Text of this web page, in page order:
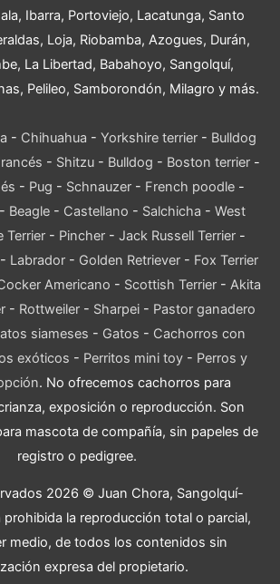
Ibarra, Portoviejo, Lacatunga, Santo
Loja, Riobamba, Azogues, Durán,
La Libertad, Babahoyo, Sangolquí,
Pelileo, Samborondón, Milagro y más.
- Chihuahua - Yorkshire terrier - Bulldog
- Shitzu - Bulldog - Boston terrier -
- Pug - Schnauzer - French poodle -
- Beagle - Castellano - Salchicha - West
Terrier- Pincher- Jack Russell Terrier-
- Labrador- Golden Retriever- Fox Terrier
Americano - Scottish Terrier- Akita
- Rottweiler - Sharpei - Pastor ganadero
siameses - Gatos - Cachorros con
exóticos - Perritos mini toy - Perros y
. No ofrecemos cachorros para
exposición o reproducción. Son
mascota de compañía, sin papeles de
registro o pedigree.
2026 © Juan Chora, Sangolquí-
prohibida la reproducción total o parcial,
medio, de todos los contenidos sin
expresa del propietario.